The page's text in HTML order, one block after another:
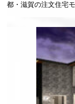
都・滋賀の注文住宅